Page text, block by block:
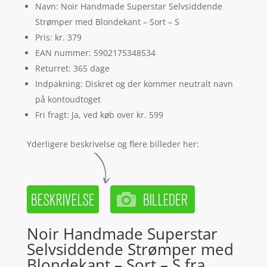
Navn: Noir Handmade Superstar Selvsiddende
Strømper med Blondekant – Sort – S
Pris: kr. 379
EAN nummer: 5902175348534
Returret: 365 dage
Indpakning: Diskret og der kommer neutralt navn
på kontoudtoget
Fri fragt: Ja, ved køb over kr. 599
Yderligere beskrivelse og flere billeder her:
Noir Handmade Superstar
Selvsiddende Strømper med